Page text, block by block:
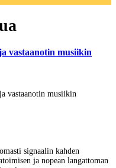
vastaanotin musiikin
vastaanotin musiikin
signaalin kahden
ja nopean langattoman